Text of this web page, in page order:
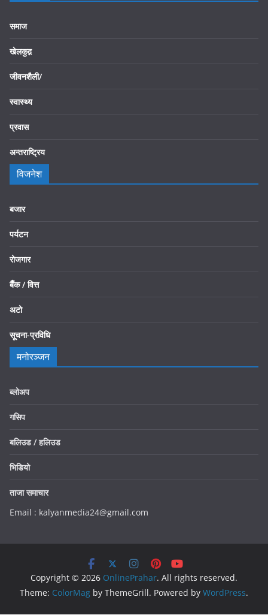
समाज
खेलकुद़़
जीवनशैली/
स्वास्थ्य
प्रवास
अन्तराष्ट्रिय
विजनेश
बजार
पर्यटन
रोजगार
बैँक / वित्त
अटो
सूचना-प्रविधि
मनोरञ्जन
ब्लोअप
गसिप
बलिउड / हलिउड
भिडियो
ताजा समाचार
Email : kalyanmedia24@gmail.com
Copyright © 2026 OnlinePrahar. All rights reserved.
Theme: ColorMag by ThemeGrill. Powered by WordPress.